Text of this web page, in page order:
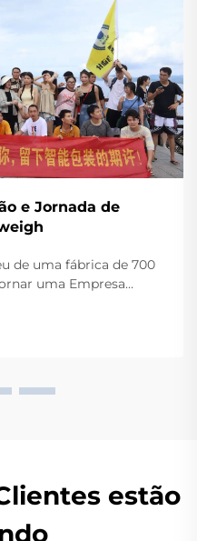
e Jornada de
de uma fábrica de 700
uma Empresa
uma consulta global
estão